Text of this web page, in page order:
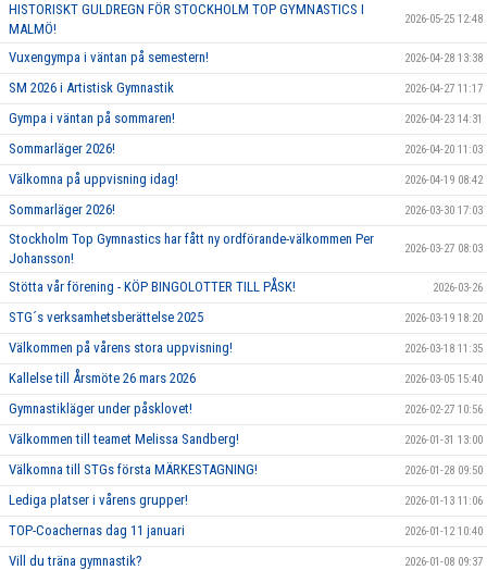
HISTORISKT GULDREGN FÖR STOCKHOLM TOP GYMNASTICS I
MALMÖ!
2026-05-25 12:48
Vuxengympa i väntan på semestern! 2026-04-28 13:38
SM 2026 i Artistisk Gymnastik 2026-04-27 11:17
Gympa i väntan på sommaren! 2026-04-23 14:31
Sommarläger 2026! 2026-04-20 11:03
Välkomna på uppvisning idag! 2026-04-19 08:42
Sommarläger 2026! 2026-03-30 17:03
Stockholm Top Gymnastics har fått ny ordförande-välkommen Per
Johansson!
2026-03-27 08:03
Stötta vår förening - KÖP BINGOLOTTER TILL PÅSK! 2026-03-26
STG´s verksamhetsberättelse 2025 2026-03-19 18:20
Välkommen på vårens stora uppvisning! 2026-03-18 11:35
Kallelse till Årsmöte 26 mars 2026 2026-03-05 15:40
Gymnastikläger under påsklovet! 2026-02-27 10:56
Välkommen till teamet Melissa Sandberg! 2026-01-31 13:00
Välkomna till STGs första MÄRKESTAGNING! 2026-01-28 09:50
Lediga platser i vårens grupper! 2026-01-13 11:06
TOP-Coachernas dag 11 januari 2026-01-12 10:40
Vill du träna gymnastik? 2026-01-08 09:37